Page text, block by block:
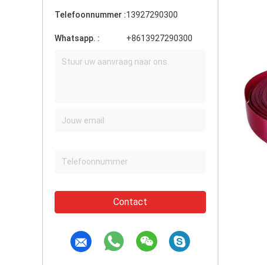
Telefoonnummer :13927290300
Whatsapp. : +8613927290300
Contact